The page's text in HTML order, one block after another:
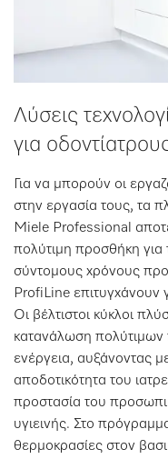
Λύσεις
για
Για να μπορούν οι
στην εργασία τους, τα
Miele Professional
πολύτιμη προσθήκη
σύντομους χρόνους
ProfiLine επιτυγχάνουν
Οι βέλτιστοι κύκλοι
κατανάλωση
ενέργεια, αυξάνοντας
αποδοτικότητα του
προστασία του
υγιεινής. Στο
θερμοκρασίες στον